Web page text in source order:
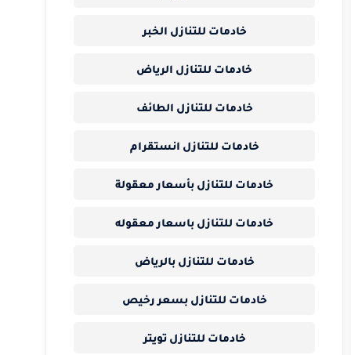
خادمات للتنازل الخبر
خادمات للتنازل الرياض
خادمات للتنازل الطائف
خادمات للتنازل انستقرام
خادمات للتنازل بأسعار معقولة
خادمات للتنازل باسعار معقوله
خادمات للتنازل بالرياض
خادمات للتنازل بسعر رخيص
خادمات للتنازل تويتر